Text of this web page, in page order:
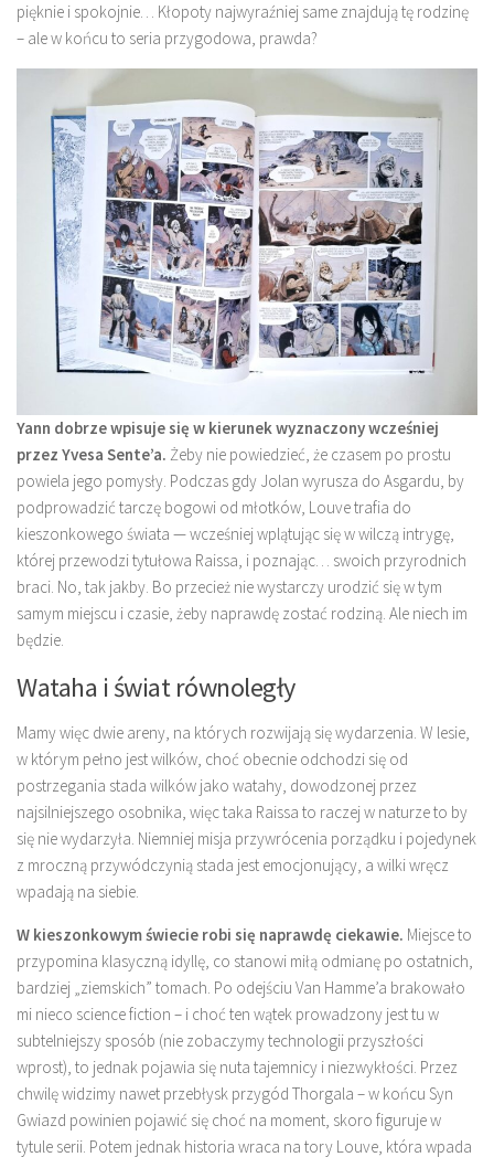
pięknie i spokojnie… Kłopoty najwyraźniej same znajdują tę rodzinę
– ale w końcu to seria przygodowa, prawda?
Yann dobrze wpisuje się w kierunek wyznaczony wcześniej
przez Yvesa Sente’a. Żeby nie powiedzieć, że czasem po prostu
powiela jego pomysły. Podczas gdy Jolan wyrusza do Asgardu, by
podprowadzić tarczę bogowi od młotków, Louve trafia do
kieszonkowego świata — wcześniej wplątując się w wilczą intrygę,
której przewodzi tytułowa Raissa, i poznając… swoich przyrodnich
braci. No, tak jakby. Bo przecież nie wystarczy urodzić się w tym
samym miejscu i czasie, żeby naprawdę zostać rodziną. Ale niech im
będzie.
Wataha i świat równoległy
Mamy więc dwie areny, na których rozwijają się wydarzenia. W lesie,
w którym pełno jest wilków, choć obecnie odchodzi się od
postrzegania stada wilków jako watahy, dowodzonej przez
najsilniejszego osobnika, więc taka Raissa to raczej w naturze to by
się nie wydarzyła. Niemniej misja przywrócenia porządku i pojedynek
z mroczną przywódczynią stada jest emocjonujący, a wilki wręcz
wpadają na siebie.
W kieszonkowym świecie robi się naprawdę ciekawie. Miejsce to
przypomina klasyczną idyllę, co stanowi miłą odmianę po ostatnich,
bardziej „ziemskich” tomach. Po odejściu Van Hamme’a brakowało
mi nieco science fiction – i choć ten wątek prowadzony jest tu w
subtelniejszy sposób (nie zobaczymy technologii przyszłości
wprost), to jednak pojawia się nuta tajemnicy i niezwykłości. Przez
chwilę widzimy nawet przebłysk przygód Thorgala – w końcu Syn
Gwiazd powinien pojawić się choć na moment, skoro figuruje w
tytule serii. Potem jednak historia wraca na tory Louve, która wpada